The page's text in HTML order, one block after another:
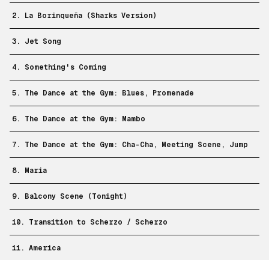
2. La Borinqueña (Sharks Version)
3. Jet Song
4. Something's Coming
5. The Dance at the Gym: Blues, Promenade
6. The Dance at the Gym: Mambo
7. The Dance at the Gym: Cha-Cha, Meeting Scene, Jump
8. Maria
9. Balcony Scene (Tonight)
10. Transition to Scherzo / Scherzo
11. America